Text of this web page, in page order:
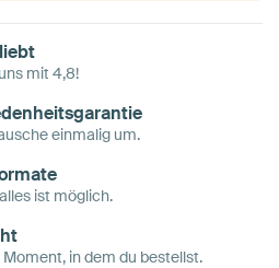
mit 4,8!
einmalig um.
ist möglich.
in dem du bestellst.